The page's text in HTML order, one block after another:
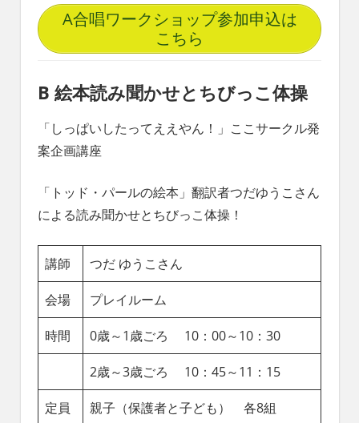
A合唱ワークショップ参加申込は
こちら
B 絵本読み聞かせとちびっこ体操
「しっぱいしたってええやん！」ここサークル発
案企画講座
「トッド・パールの絵本」翻訳者つだゆうこさん
による読み聞かせとちびっこ体操！
講師 つだ ゆうこさん
会場 プレイルーム
時間 0歳～1歳ごろ 10：00～10：30
2歳～3歳ごろ 10：45～11：15
定員 親子（保護者と子ども） 各8組